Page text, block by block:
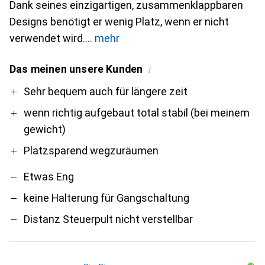
Dank seines einzigartigen, zusammenklappbaren
Designs benötigt er wenig Platz, wenn er nicht
verwendet wird.
mehr
Das meinen unsere Kunden i
ProSehr bequem auch für längere zeit
wenn richtig aufgebaut total stabil (bei meinem
gewicht)
Platzsparend wegzuräumen
Contra
Etwas Eng
keine Halterung für Gangschaltung
Distanz Steuerpult nicht verstellbar